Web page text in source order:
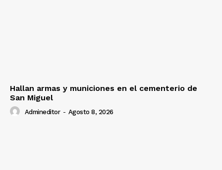
Hallan armas y municiones en el cementerio de
San Miguel
Admineditor - Agosto 8, 2026